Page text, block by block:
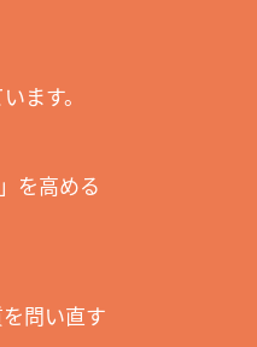
ます。
を高める
問い直す